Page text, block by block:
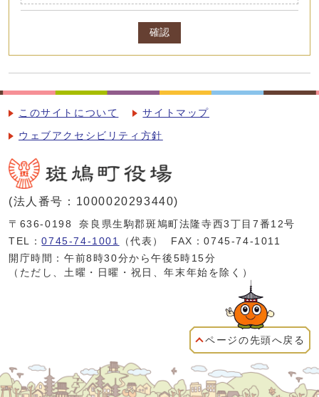
確認
このサイトについて サイトマップ
ウェブアクセシビリティ方針
(法人番号：1000020293440)
〒636-0198
奈良県生駒郡斑鳩町法隆寺西3丁目7番12号
TEL：0745-74-1001 （代表）
FAX：0745-74-1011
開庁時間：午前8時30分から午後5時15分
（ただし、土曜・日曜・祝日、年末年始を除く）
ページの先頭へ戻る